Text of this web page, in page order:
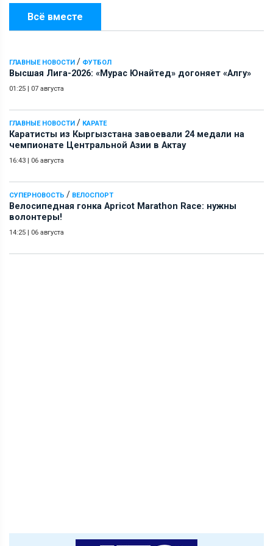
Всё вместе
ГЛАВНЫЕ НОВОСТИ / ФУТБОЛ
Высшая Лига-2026: «Мурас Юнайтед» догоняет «Алгу»
01:25 | 07 августа
ГЛАВНЫЕ НОВОСТИ / КАРАТЕ
Каратисты из Кыргызстана завоевали 24 медали на
чемпионате Центральной Азии в Актау
16:43 | 06 августа
СУПЕРНОВОСТЬ / ВЕЛОСПОРТ
Велосипедная гонка Apricot Marathon Race: нужны
волонтеры!
14:25 | 06 августа